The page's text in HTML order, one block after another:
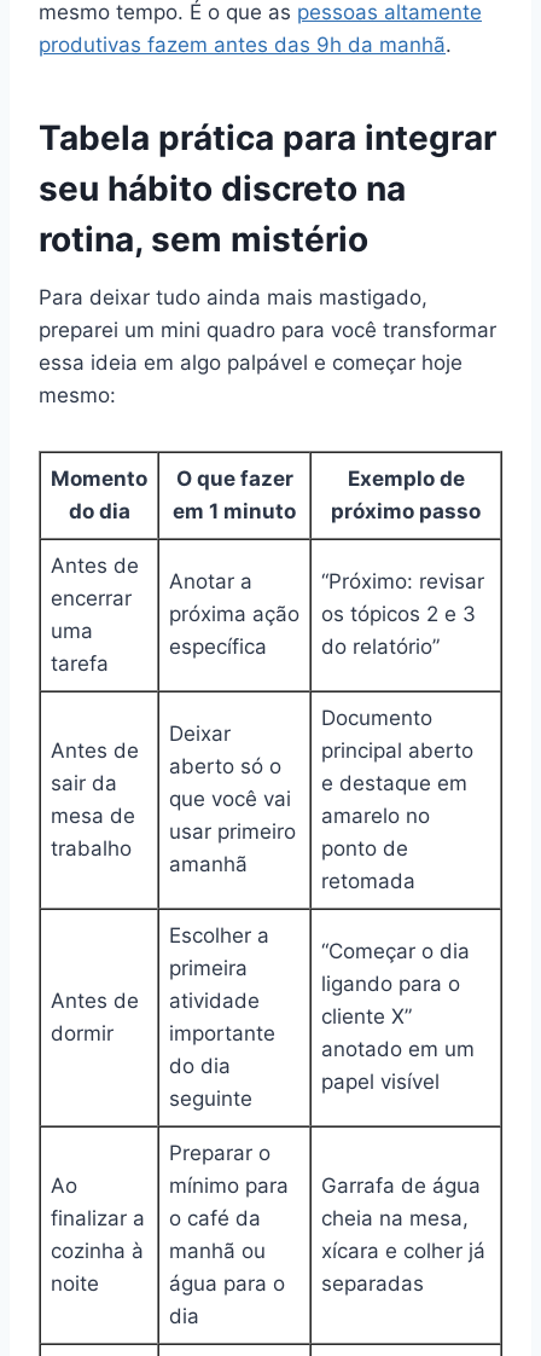
mesmo tempo. É o que as pessoas altamente
produtivas fazem antes das 9h da manhã.
Tabela prática para integrar
seu hábito discreto na
rotina, sem mistério
Para deixar tudo ainda mais mastigado,
preparei um mini quadro para você transformar
essa ideia em algo palpável e começar hoje
mesmo:
Momento
do dia
O que fazer
em 1 minuto
Exemplo de
próximo passo
Antes de
encerrar
uma
tarefa
Anotar a
próxima ação
específica
“Próximo: revisar
os tópicos 2 e 3
do relatório”
Antes de
sair da
mesa de
trabalho
Deixar
aberto só o
que você vai
usar primeiro
amanhã
Documento
principal aberto
e destaque em
amarelo no
ponto de
retomada
Antes de
dormir
Escolher a
primeira
atividade
importante
do dia
seguinte
“Começar o dia
ligando para o
cliente X”
anotado em um
papel visível
Ao
finalizar a
cozinha à
noite
Preparar o
mínimo para
o café da
manhã ou
água para o
dia
Garrafa de água
cheia na mesa,
xícara e colher já
separadas